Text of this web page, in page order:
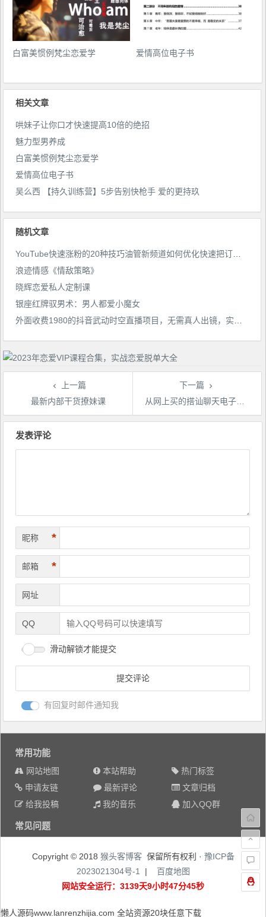
白富美惯例梵尘恋爱学 爱情高位电子书
相关文章
哄妹子让你口才快速提高10倍的绝招
魅力型男养成
白富美惯例梵尘恋爱学
爱情高位电子书
吴么西 【持久训练营】5步告别快枪手 爱的更持玖
随机文章
YouTube快速涨粉的20种技巧油管新频道如何优化快速把订阅量提升至1000人
浪迹情感《情敌策略》
晓辉恋爱私人定制课
银座红牌驭男术：男人都爱小魔女
外面收费1980的抖音武动时空直播项目，无需真人出镜，实时互动直播【软件+详细教程】
上一篇
最新内部干货撩妹课
下一篇
从网上买的搭讪聊天电子书 灵魂创造者（极限话术）
文
发表评论
昵称 *
邮箱 *
网址
QQ
滑动解锁才能提交
有回复时邮件通知我
常用功能
网站地图 本站帮助
热门标签
申请友链
最新评论
文章归档
给我投稿
我的音乐 加入QQ群
常见问题
Copyright © 2018 猴头客博客保留所有权利 · 豫ICP备
2023021304号-1
|
百度地图
网站安全运行：3139天9小时47分46秒
懒人源码www.lanrenzhijia.com 全站资源20块任意下载